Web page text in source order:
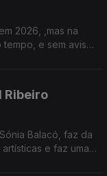
2026, ,mas na
e sem aviso
Ribeiro
Balacó, faz da
e faz uma